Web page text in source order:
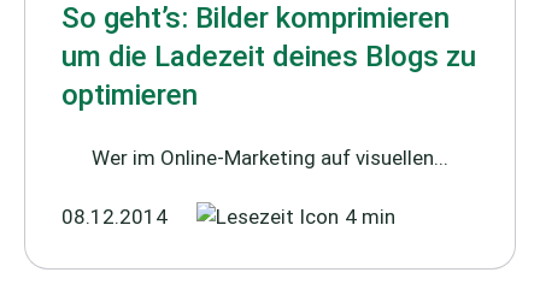
So geht’s: Bilder komprimieren
um die Ladezeit deines Blogs zu
optimieren
Wer im Online-Marketing auf visuellen...
08.12.2014 4 min